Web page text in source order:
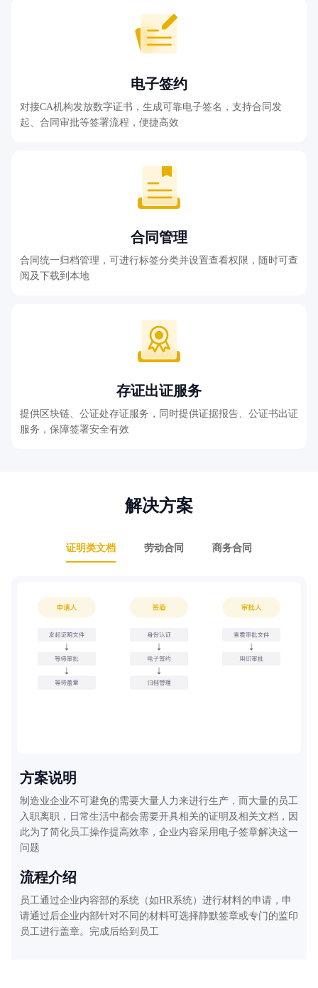
电子签约
对接CA机构发放数字证书，生成可靠电子签名，支持合同发
起、合同审批等签署流程，便捷高效
合同管理
合同统一归档管理，可进行标签分类并设置查看权限，随时可查
阅及下载到本地
存证出证服务
提供区块链、公证处存证服务，同时提供证据报告、公证书出证
服务，保障签署安全有效
解决方案
证明类文档 劳动合同 商务合同
方案说明
制造业企业不可避免的需要大量人力来进行生产，而大量的员工
入职离职，日常生活中都会需要开具相关的证明及相关文档，因
此为了简化员工操作提高效率，企业内容采用电子签章解决这一
问题
流程介绍
员工通过企业内容部的系统（如HR系统）进行材料的申请，申
请通过后企业内部针对不同的材料可选择静默签章或专门的监印
员工进行盖章。完成后给到员工